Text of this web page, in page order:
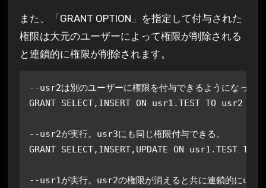
また、「GRANT OPTION」を指定して付与された
権限は大元のユーザーによって権限が削除される
と連鎖的に権限が削除されます。
--usr2は別のユーザーに権限を付与できるようになった
GRANT SELECT,INSERT ON usr1.TEST TO usr2
--usr2が実行。usr3にも同じ権限付与できる。
GRANT SELECT,INSERT,UPDATE ON usr1.TEST
--usr1が実行。usr2の権限が消えると共に連鎖的にusr3